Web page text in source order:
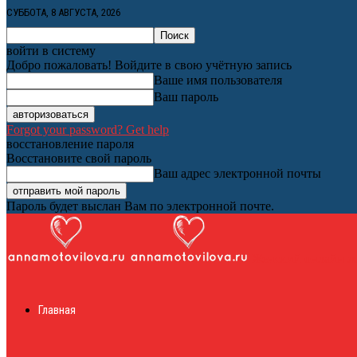
СУББОТА, 8 АВГУСТА, 2026
войти в систему
Добро пожаловать! Войдите в свою учётную запись
Ваше имя пользователя
Ваш пароль
Forgot your password? Get help
восстановление пароля
Восстановите свой пароль
Ваш адрес электронной почты
Пароль будет выслан Вам по электронной почте.
Главная